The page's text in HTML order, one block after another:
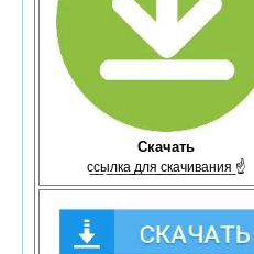
Скачать
с̲с̲ы̲л̲к̲а̲ ̲д̲л̲я̲ ̲с̲к̲а̲ч̲и̲в̲а̲н̲и̲я̲ ☝